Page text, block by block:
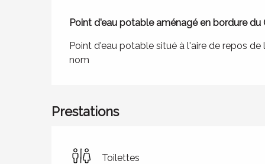
Description
Point d'eau potable aménagé en bordure
Point d'eau potable situé à l'aire de repos
nom
Prestations
Toilettes